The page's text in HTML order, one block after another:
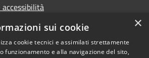
×
sui cookie
cookie tecnici e assimilati strettamente
funzionamento e alla navigazione del sito,